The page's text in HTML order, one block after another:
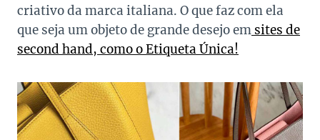
criativo da marca italiana. O que faz com ela
que seja um objeto de grande desejo em sites de
second hand, como o Etiqueta Única!